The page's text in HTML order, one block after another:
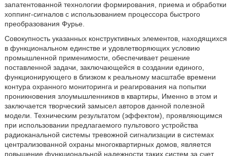
запатентованной технологии формирования, приема и обработки
хоппинг-сигналов с использованием процессора быстрого
преобразования Фурье.
Совокупность указанных конструктивных элементов, находящихся
в функциональном единстве и удовлетворяющих условию
промышленной применимости, обеспечивает решение
поставленной задачи, заключающейся в создании единого,
функционирующего в близком к реальному масштабе времени
контура охранного мониторинга и реагирования на попытки
проникновения злоумышленников в квартиры, Именно в этом и
заключается творческий замысел авторов данной полезной
модели. Техническим результатом (эффектом), проявляющимся
при использовании предлагаемого пультового устройства
радиоканальной системы тревожной сигнализации в системах
централизованной охраны многоквартирных домов, является
повышение функциональной надежности таких систем за счет